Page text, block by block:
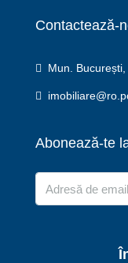
Contactează-
Mun.
Abonează-te